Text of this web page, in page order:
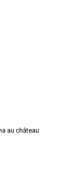
au château